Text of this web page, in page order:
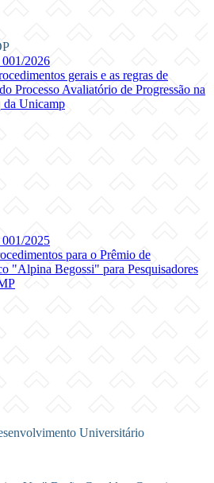
2026
gerais e as regras de
Processo Avaliatório de Progressão na
da Unicamp
2025
para o Prêmio de
"Alpina Begossi" para Pesquisadores
Universitário